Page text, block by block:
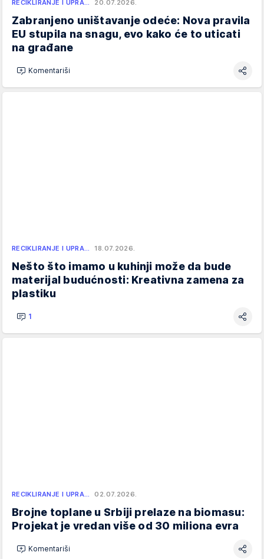
RECIKLIRANJE I UPRA… 20.07.2026.
Zabranjeno uništavanje odeće: Nova pravila
EU stupila na snagu, evo kako će to uticati
na građane
Komentariši
RECIKLIRANJE I UPRA… 18.07.2026.
Nešto što imamo u kuhinji može da bude
materijal budućnosti: Kreativna zamena za
plastiku
1
RECIKLIRANJE I UPRA… 02.07.2026.
Brojne toplane u Srbiji prelaze na biomasu:
Projekat je vredan više od 30 miliona evra
Komentariši